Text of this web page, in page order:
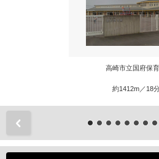
高崎市立国府保
約1412m／18